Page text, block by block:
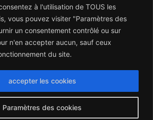
à l'utilisation de TOUS les
vous pouvez visiter "Paramètres des
un consentement contrôlé ou sur
n'en accepter aucun, sauf ceux
du site.
Paramètres des cookies
accepter les cookies
d’Europe collaborent dans l’intérêt des
citoyens européensMontserrat_bold
ABCDEFGHIJKLMNOPQRSTUVWXYZ
abcdefghijklmnopqrstuvwxyz
1234567890.,;:?!“’()/éèàüô*<>+=